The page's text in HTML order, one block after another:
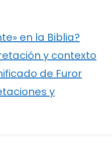
en la Biblia?
y contexto
de Furor
y